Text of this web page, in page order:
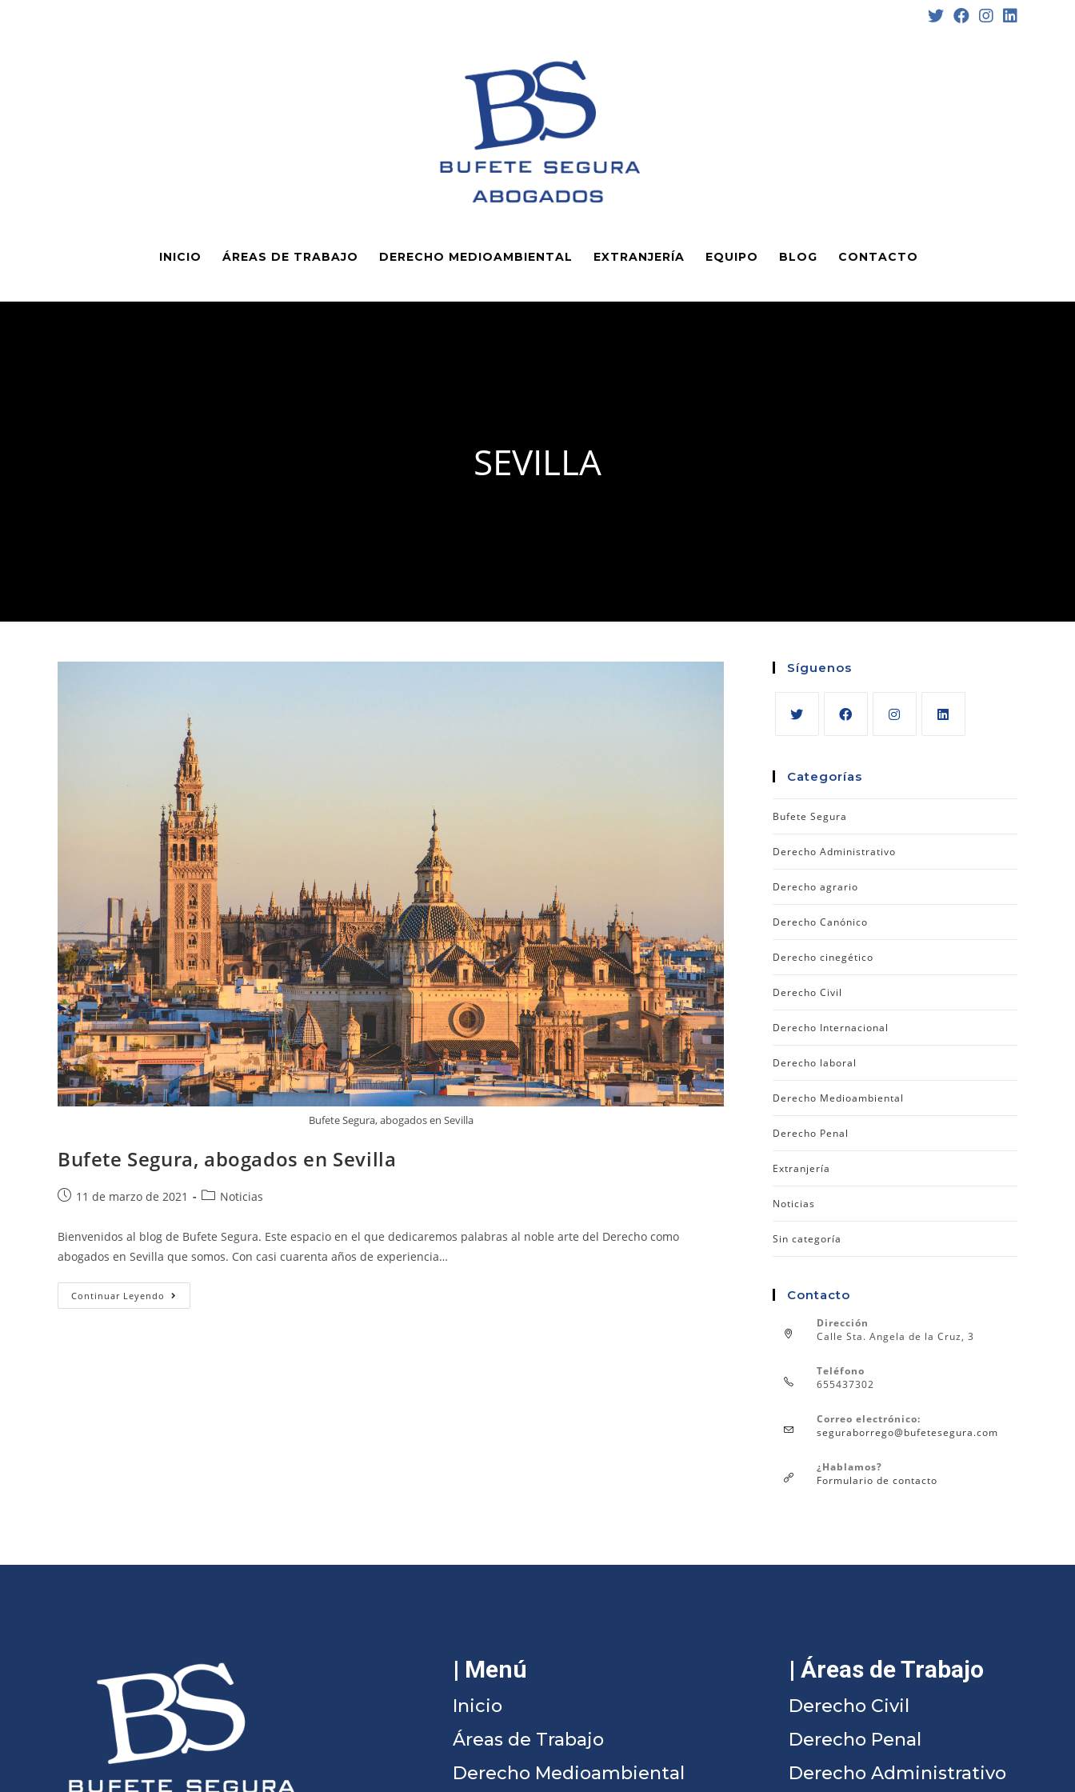
INICIO ÁREAS DE TRABAJO DERECHO MEDIOAMBIENTAL EXTRANJERÍA EQUIPO BLOG CONTACTO
SEVILLA
Bufete Segura, abogados en Sevilla
Bufete Segura, abogados en Sevilla
11 de marzo de 2021 Noticias
Bienvenidos al blog de Bufete Segura. Este espacio en el que dedicaremos palabras al noble arte del Derecho como
abogados en Sevilla que somos. Con casi cuarenta años de experiencia…
Continuar Leyendo
Síguenos
Categorías
Bufete Segura
Derecho Administrativo
Derecho agrario
Derecho Canónico
Derecho cinegético
Derecho Civil
Derecho Internacional
Derecho laboral
Derecho Medioambiental
Derecho Penal
Extranjería
Noticias
Sin categoría
Contacto
Dirección
Calle Sta. Angela de la Cruz, 3
Teléfono
655437302
Correo electrónico:
seguraborrego@bufetesegura.com
¿Hablamos?
Formulario de contacto
| Menú
Inicio
Áreas de Trabajo
Derecho Medioambiental
| Áreas de Trabajo
Derecho Civil
Derecho Penal
Derecho Administrativo